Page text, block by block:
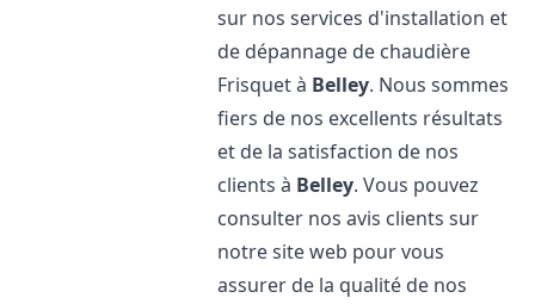
sur nos services d'installation et
de dépannage de chaudière
Frisquet à Belley. Nous sommes
fiers de nos excellents résultats
et de la satisfaction de nos
clients à Belley. Vous pouvez
consulter nos avis clients sur
notre site web pour vous
assurer de la qualité de nos